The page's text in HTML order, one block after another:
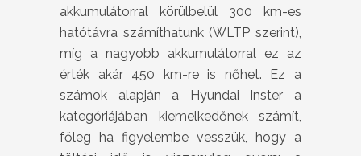
akkumulátorral körülbelül 300 km-es
hatótávra számíthatunk (WLTP szerint),
míg a nagyobb akkumulátorral ez az
érték akár 450 km-re is nőhet. Ez a
számok alapján a Hyundai Inster a
kategóriájában kiemelkedőnek számít,
főleg ha figyelembe vesszük, hogy a